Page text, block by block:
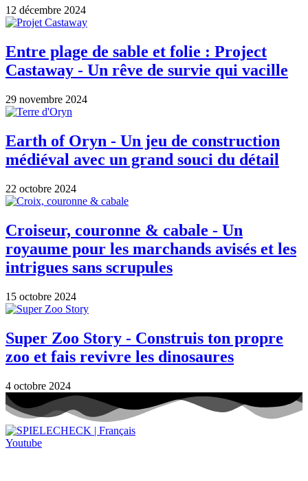
12 décembre 2024
Entre plage de sable et folie : Project
Castaway - Un rêve de survie qui vacille
29 novembre 2024
Earth of Oryn - Un jeu de construction
médiéval avec un grand souci du détail
22 octobre 2024
Croiseur, couronne & cabale - Un
royaume pour les marchands avisés et les
intrigues sans scrupules
15 octobre 2024
Super Zoo Story - Construis ton propre
zoo et fais revivre les dinosaures
4 octobre 2024
Youtube